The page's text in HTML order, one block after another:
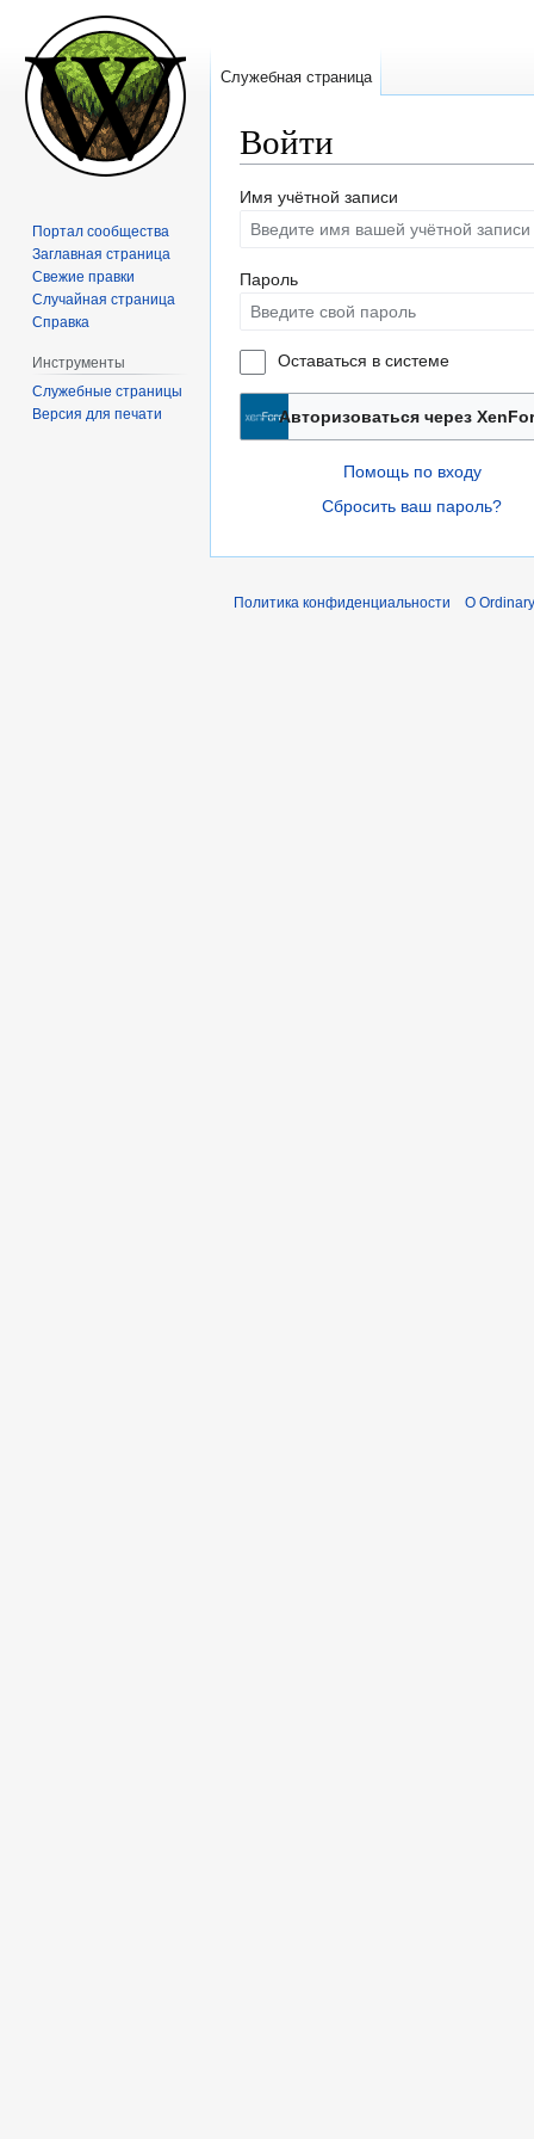
Войти
Перейти
Перейти
Имя учётной записи
Пароль
Оставаться в системе
Авторизоваться через
Помощь по входу
Сбросить ваш пароль?
Служебная страница
Портал сообщества
Заглавная страница
Свежие правки
Случайная страница
Справка
Инструменты
Служебные страницы
Версия для печати
Политика конфиденциальности О